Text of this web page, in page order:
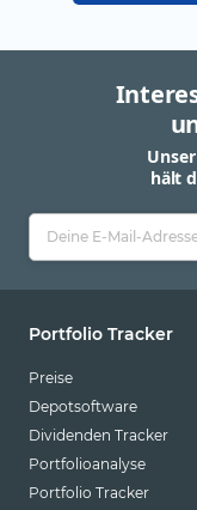
hält
Portfolio Tracker
Preise
Depotsoftware
Dividenden Tracker
Portfolioanalyse
Portfolio Tracker